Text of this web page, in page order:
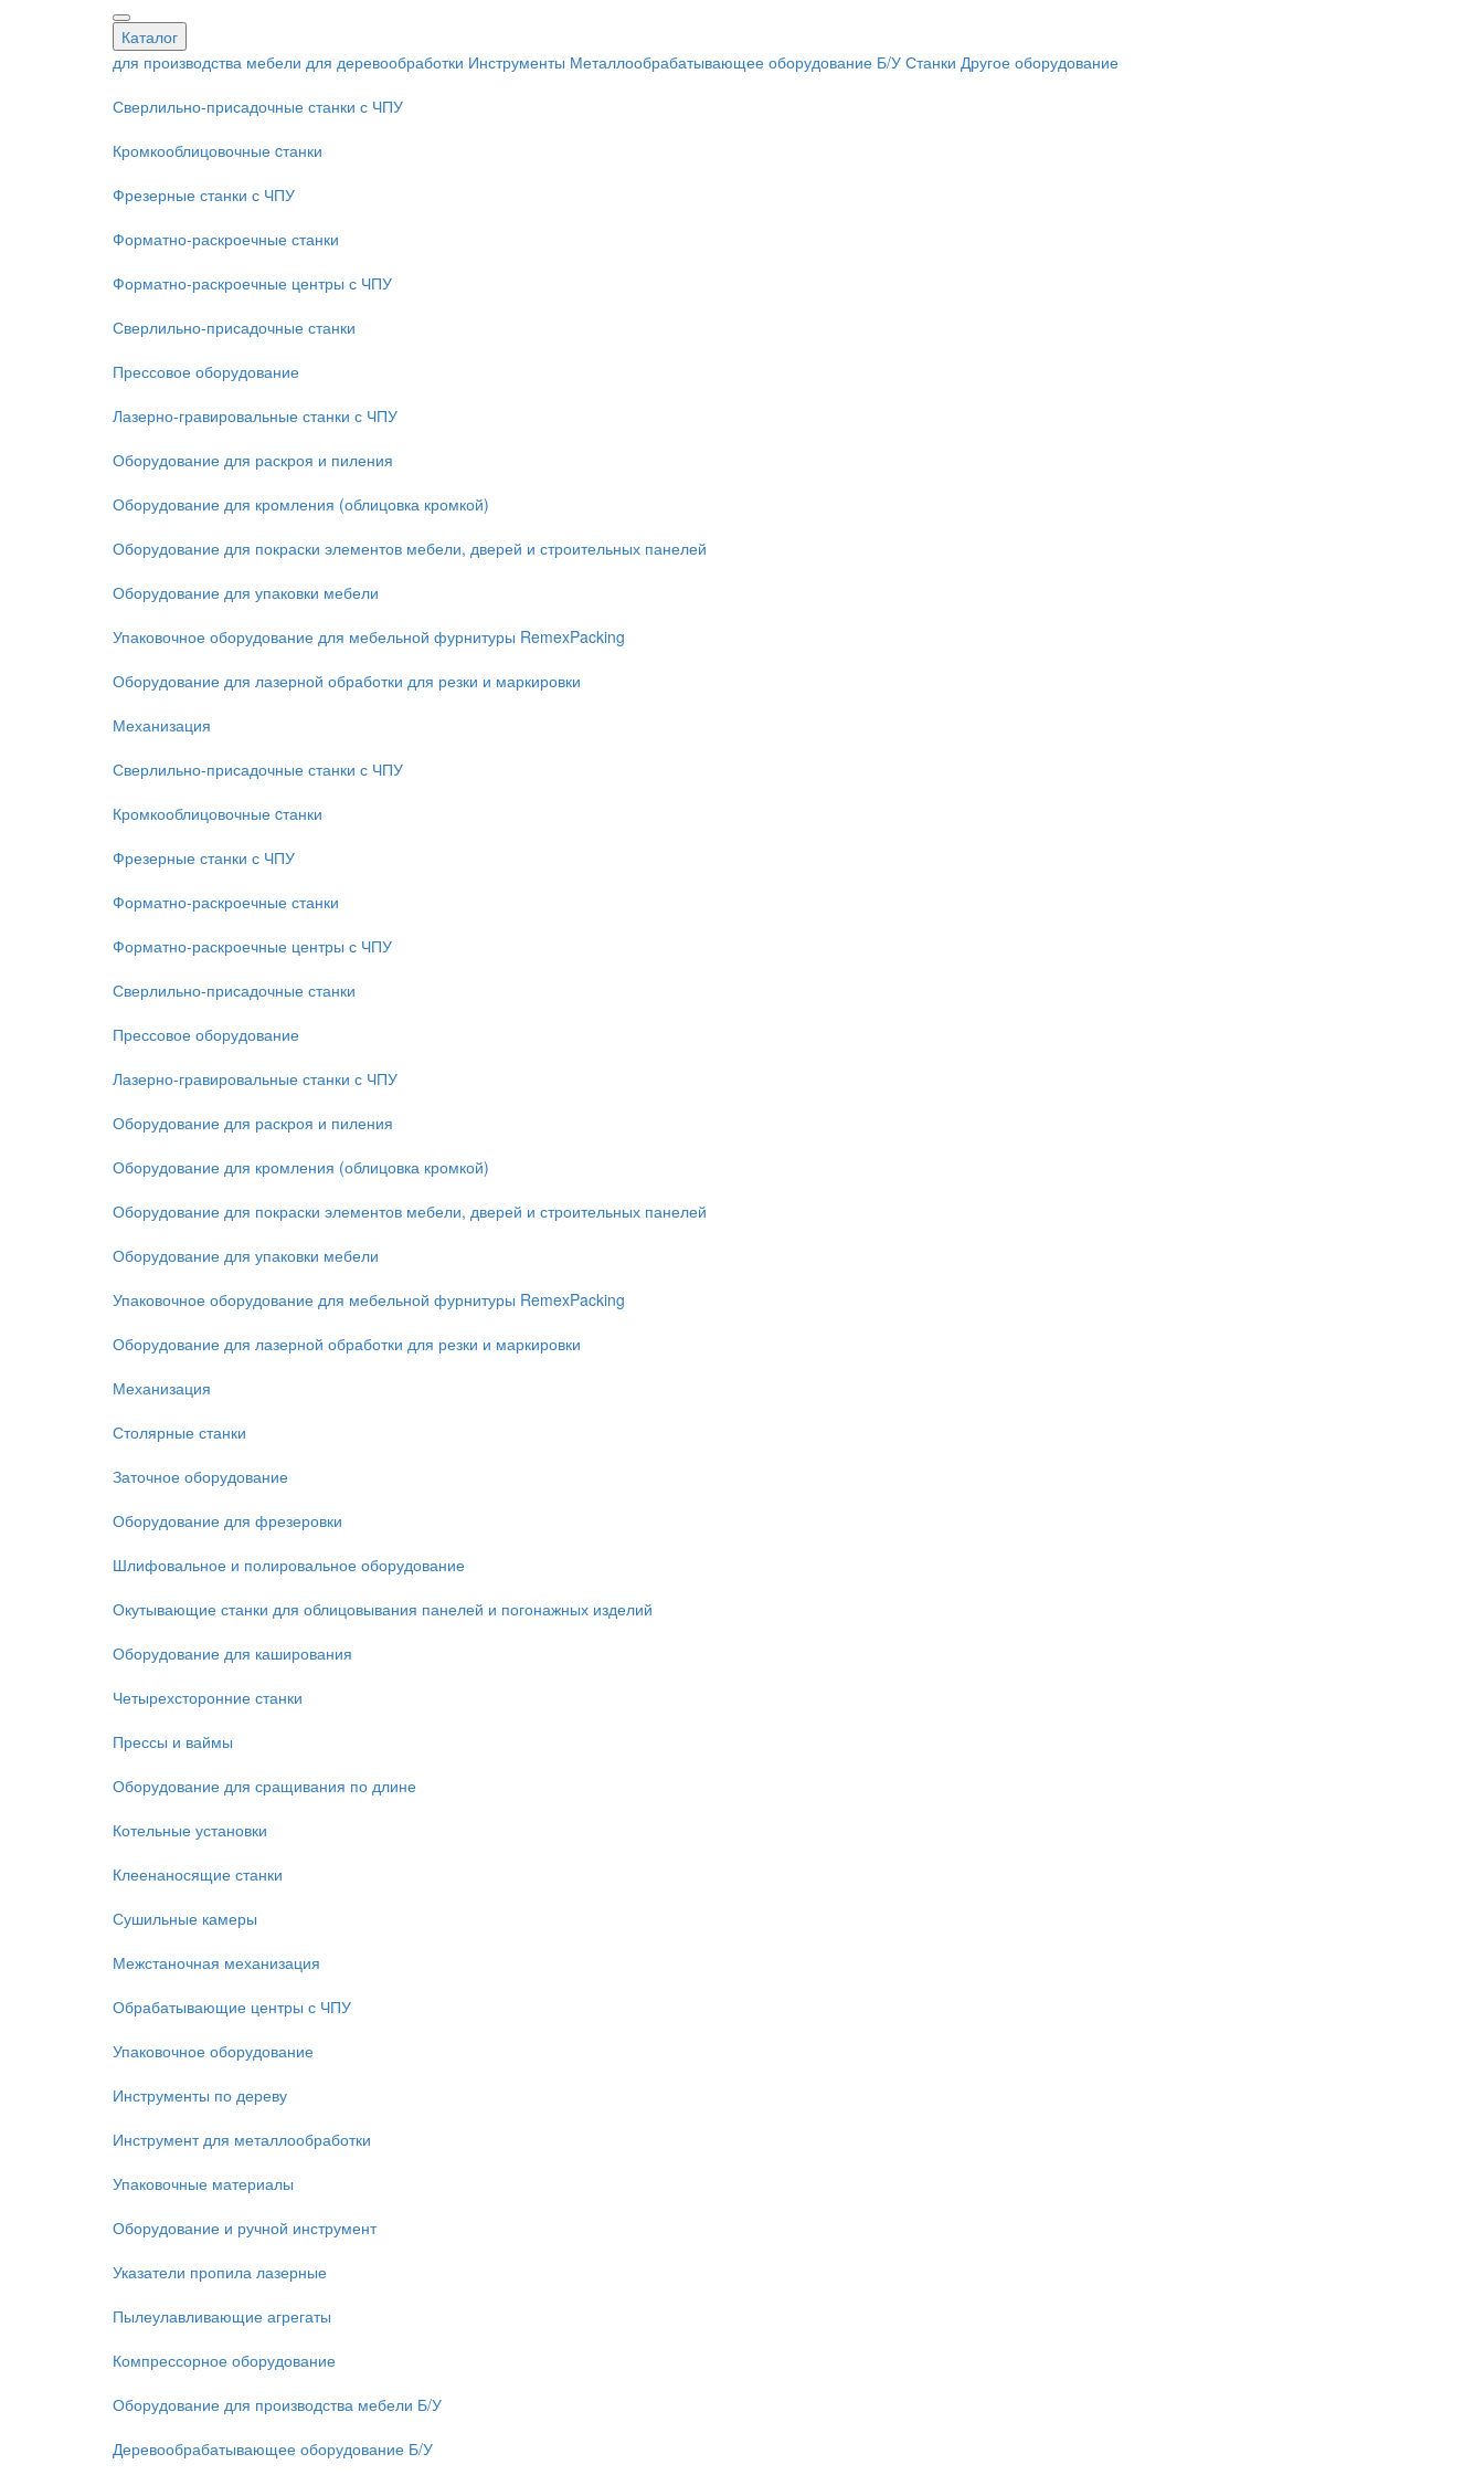
Каталог
для производства мебели для деревообработки Инструменты Металлообрабатывающее оборудование Б/У Станки Другое оборудование
Сверлильно-присадочные станки с ЧПУ
Кромкооблицовочные cтанки
Фрезерные станки с ЧПУ
Форматно-раскроечные станки
Форматно-раскроечные центры с ЧПУ
Сверлильно-присадочные станки
Прессовое оборудование
Лазерно-гравировальные станки с ЧПУ
Оборудование для раскроя и пиления
Оборудование для кромления (облицовка кромкой)
Оборудование для покраски элементов мебели, дверей и строительных панелей
Оборудование для упаковки мебели
Упаковочное оборудование для мебельной фурнитуры RemexPacking
Оборудование для лазерной обработки для резки и маркировки
Механизация
Сверлильно-присадочные станки с ЧПУ
Кромкооблицовочные cтанки
Фрезерные станки с ЧПУ
Форматно-раскроечные станки
Форматно-раскроечные центры с ЧПУ
Сверлильно-присадочные станки
Прессовое оборудование
Лазерно-гравировальные станки с ЧПУ
Оборудование для раскроя и пиления
Оборудование для кромления (облицовка кромкой)
Оборудование для покраски элементов мебели, дверей и строительных панелей
Оборудование для упаковки мебели
Упаковочное оборудование для мебельной фурнитуры RemexPacking
Оборудование для лазерной обработки для резки и маркировки
Механизация
Столярные станки
Заточное оборудование
Оборудование для фрезеровки
Шлифовальное и полировальное оборудование
Окутывающие станки для облицовывания панелей и погонажных изделий
Оборудование для каширования
Четырехсторонние станки
Прессы и ваймы
Оборудование для сращивания по длине
Котельные установки
Клеенаносящие станки
Сушильные камеры
Межстаночная механизация
Обрабатывающие центры с ЧПУ
Упаковочное оборудование
Инструменты по дереву
Инструмент для металлообработки
Упаковочные материалы
Оборудование и ручной инструмент
Указатели пропила лазерные
Пылеулавливающие агрегаты
Компрессорное оборудование
Оборудование для производства мебели Б/У
Деревообрабатывающее оборудование Б/У